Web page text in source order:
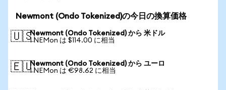
Newmont (Ondo Tokenized)の今日の換算価格
🇺🇸Newmont (Ondo Tokenized) から 米ドル
1 NEMon は $114.00 に相当
🇪🇺Newmont (Ondo Tokenized) から ユーロ
1 NEMon は €98.62 に相当